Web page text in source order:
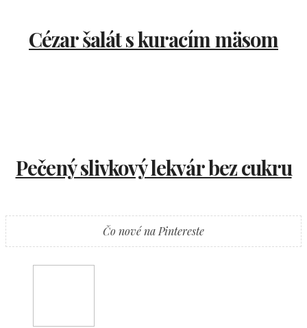
Cézar šalát s kuracím mäsom
Pečený slivkový lekvár bez cukru
Čo nové na Pintereste